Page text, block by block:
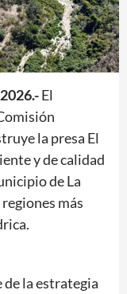
El
la presa El
y de calidad
de La
más
de la estrategia